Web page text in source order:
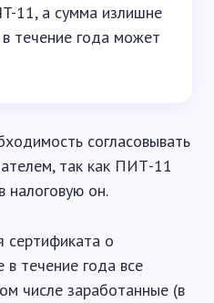
11, а сумма излишне
течение года может
согласовывать
так как ПИТ-11
налоговую он.
сертификата о
в течение года все
числе заработанные (в